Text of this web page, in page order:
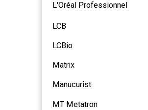
L'Oréal Professionnel
LCB
LCBio
Matrix
Manucurist
MT Metatron